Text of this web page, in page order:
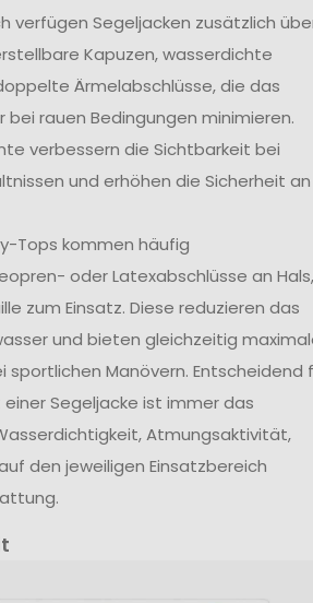
verfügen Segeljacken zusätzlich
Kapuzen, wasserdichte
Ärmelabschlüsse, die das
bei rauen Bedingungen minimieren.
verbessern die Sichtbarkeit bei
und erhöhen die Sicherheit an
Tops kommen häufig
oder Latexabschlüsse an Hals,
zum Einsatz. Diese reduzieren das
und bieten gleichzeitig
sportlichen Manövern. Entscheidend
Segeljacke ist immer das
Atmungsaktivität,
den jeweiligen Einsatzbereich